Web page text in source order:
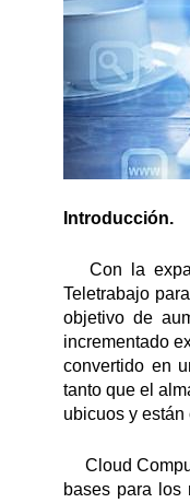
Introducción.
Con la
Teletrabajo
objetivo de
incrementado
convertido en
tanto que el
ubicuos y
Cloud
bases para los